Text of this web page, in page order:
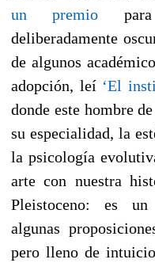
un premio
deliberadamente
de algunos
adopción, leí ‘El
donde este hombre
su especialidad, la
la psicología
arte con nuestra
Pleistoceno: es un
algunas
pero lleno de